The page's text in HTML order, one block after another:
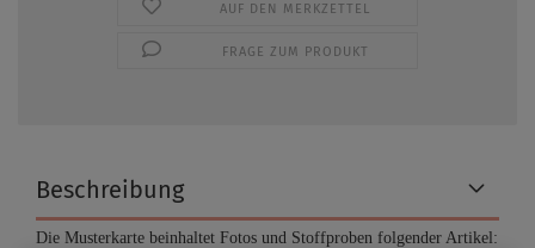
AUF DEN MERKZETTEL
FRAGE ZUM PRODUKT
Beschreibung
Die Musterkarte beinhaltet Fotos und Stoffproben folgender Artikel: